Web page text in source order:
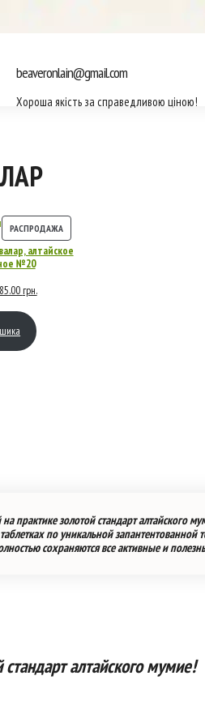
beaveronlain@gmail.com
Хороша якість за справедливою ціною!
РАСПРОДАЖАПРОДАВАЕМЫЙ
алтайское
№20
85.00 грн.Текущая
цена:
практике золотой стандарт алтайского
по уникальной запантентованной
сохраняются все активные и
алтайского мумие!